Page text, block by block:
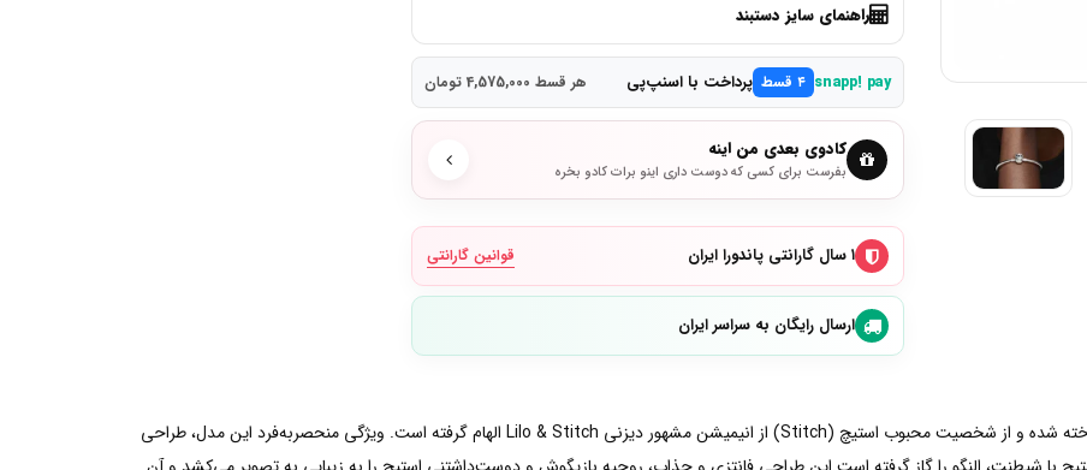
راهنمای سایز دستبند
snapp! pay ۴ قسط پرداخت با اسنپ‌پی هر قسط 4,575,000 تومان
کادوی بعدی من اینه
بفرست برای کسی که دوست داری اینو برات کادو بخره
۱ سال گارانتی پاندورا ایران قوانین گارانتی
ارسال رایگان به سراسر ایران
این النگوی خاص و دوست‌داشتنی از نقره استرلینگ 925 ساخته شده و از شخصیت محبوب استیچ (Stitch) از انیمیشن مشهور دیزنی Lilo & Stitch الهام گرفته است. ویژگی منحصربه‌فرد این مدل، طراحی